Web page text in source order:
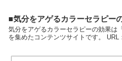
■気分をアゲるカラーセラピー
気分をアゲるカラーセラピーの効果は
を集めたコンテンツサイトです。 URL